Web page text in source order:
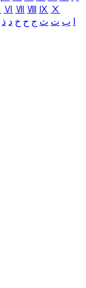
Ⅵ Ⅶ Ⅷ Ⅸ Ⅹ
ب ت ث ج ح خ د ذ